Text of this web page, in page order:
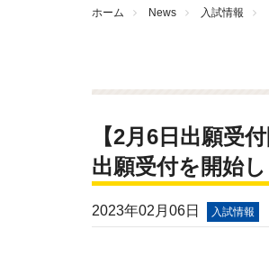
ホーム News 入試情報
【2月6日出願受
出願受付を開始
2023年02月06日 入試情報